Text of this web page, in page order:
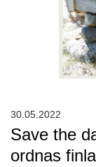
Save the
ordnas
30.05.2022